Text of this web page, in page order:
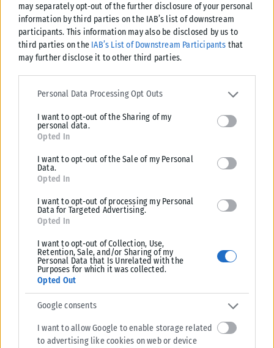
may separately opt-out of the further disclosure of your personal
information by third parties on the IAB’s list of downstream
participants. This information may also be disclosed by us to
third parties on the IAB’s List of Downstream Participants that
may further disclose it to other third parties.
Please note that this website/app uses one or more Google
services and may gather and store information including but not
deny consent to Google and its third-party tags to use your data
for below specified purposes in below Google consent section.
Personal Data Processing Opt Outs
I want to opt-out of the Sharing of my
personal data.
Opted In
I want to opt-out of the Sale of my Personal
Data.
Opted In
I want to opt-out of processing my Personal
Data for Targeted Advertising.
Opted In
I want to opt-out of Collection, Use,
Retention, Sale, and/or Sharing of my
Personal Data that Is Unrelated with the
Purposes for which it was collected.
Opted Out
Google consents
I want to allow Google to enable storage related
to advertising like cookies on web or device
ΕΛΛΆΔΑ
Από σήμερα μόνο με νέου τύπου ταυτότητα ή διαβατήριο τα
ταξίδια στο εξωτερικό
εξωτερικό, με...
ΑΝΑΡΤΉΘΗΚΕ ΑΠΌKARFITSANEWS 03/08/2026
ΕΛΛΆΔΑ
Υπουργείο Κλιματικής Κρίσης: Ενέργειες για την κρατική
αρωγή προς τους πυρόπληκτους